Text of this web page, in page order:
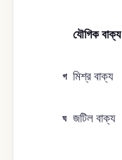
যৌগিক বাক্য
গ মিশ্র বাক্য
ঘ জটিল বাক্য